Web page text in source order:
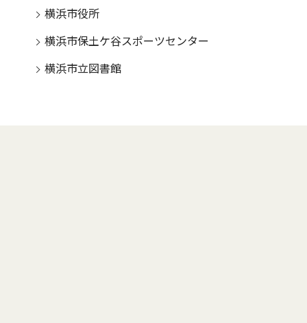
横浜市役所
横浜市保土ケ谷スポーツセンター
横浜市立図書館